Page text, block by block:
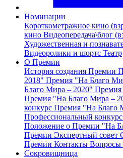
Номинации
Короткометражное кино
кино Видеопередача\блог
Художественная и
Видеоролики и шортс Театр
О Премии
История создания Премии
2018" Премия "На Благо
Благо Мира – 2020" Премия
Премия "На Благо Мира –
конкурс Премия "На Благо
Профессиональный конкурс
Положение о Премии "На
Премии Экспертный совет
Премии Контакты Вопросы
Сокровищница